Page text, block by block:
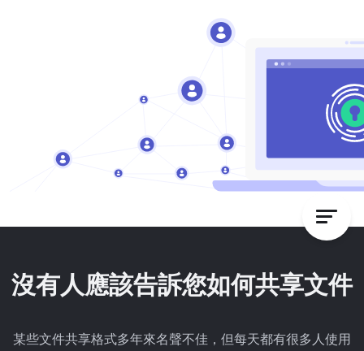
沒有人應該告訴您如何共享文件
某些文件共享格式多年來名聲不佳，但每天都有很多人使用